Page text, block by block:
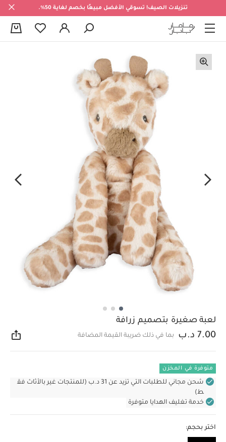
تنزيلات الصيف! تسوقي الأفضل مبيعًا بخصم لغاية 50%.
لعبة صغيرة بتصميم زرافة
7.00 د.ب بما في ذلك ضريبة القيمة المضافة
متوفرة في المخزن
شحن مجاني للطلبات التي تزيد عن 31 د.ب (للمنتجات غير بالأثاث فق
ط)
خدمة تغليف الهدايا متوفرة
اختر بحجم: